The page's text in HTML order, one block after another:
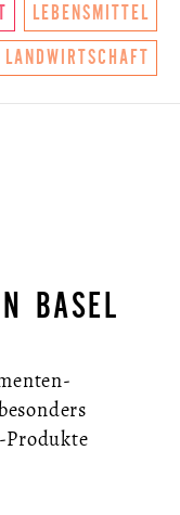
LEBENSMITTEL
LANDWIRTSCHAFT
BASEL
Produkte